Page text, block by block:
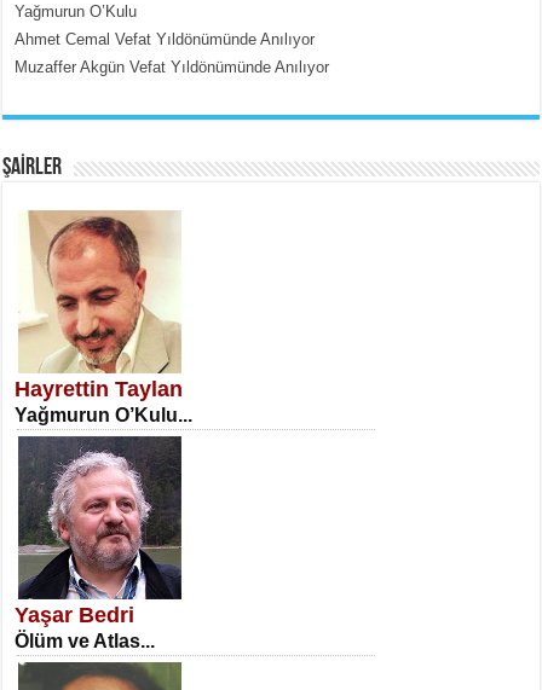
SATILMIŞ ÜMİT ÇETİNKAYA
Erkenlik...
NECLA DİLEK ARSLAN
Öğretmenler Günü Mahkemesi...
Yağmurun O’Kulu
Ahmet Cemal Vefat Yıldönümünde Anılıyor
Muzaffer Akgün Vefat Yıldönümünde Anılıyor
ŞAİRLER
Hayrettin Taylan
Yağmurun O’Kulu...
Yaşar Bedri
Ölüm ve Atlas...